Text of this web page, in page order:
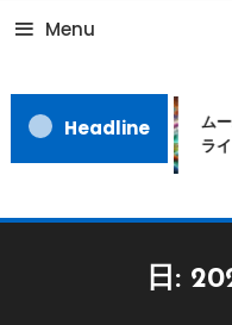
Menu
Headline
ムー
ライ
日: